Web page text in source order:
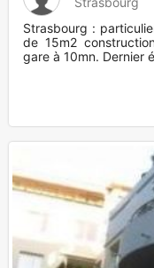
Strasbourg :
de 15m2
gare à 10mn. Dernier